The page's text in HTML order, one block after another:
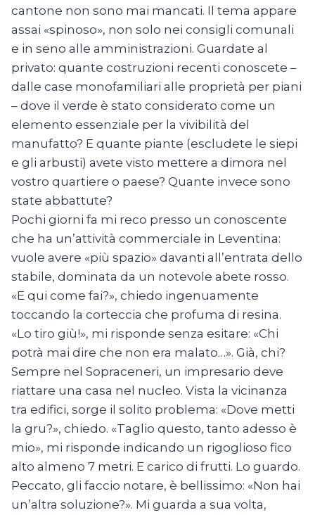
cantone non sono mai mancati. Il tema appare
assai «spinoso», non solo nei consigli comunali
e in seno alle amministrazioni. Guardate al
privato: quante costruzioni recenti conoscete –
dalle case monofamiliari alle proprietà per piani
– dove il verde è stato considerato come un
elemento essenziale per la vivibilità del
manufatto? E quante piante (escludete le siepi
e gli arbusti) avete visto mettere a dimora nel
vostro quartiere o paese? Quante invece sono
state abbattute?
Pochi giorni fa mi reco presso un conoscente
che ha un’attività commerciale in Leventina:
vuole avere «più spazio» davanti all’entrata dello
stabile, dominata da un notevole abete rosso.
«E qui come fai?», chiedo ingenuamente
toccando la corteccia che profuma di resina.
«Lo tiro giù!», mi risponde senza esitare: «Chi
potrà mai dire che non era malato…». Già, chi?
Sempre nel Sopraceneri, un impresario deve
riattare una casa nel nucleo. Vista la vicinanza
tra edifici, sorge il solito problema: «Dove metti
la gru?», chiedo. «Taglio questo, tanto adesso è
mio», mi risponde indicando un rigoglioso fico
alto almeno 7 metri. E carico di frutti. Lo guardo.
Peccato, gli faccio notare, è bellissimo: «Non hai
un’altra soluzione?». Mi guarda a sua volta,